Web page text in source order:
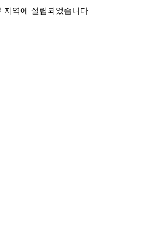
지역에 설립되었습니다.